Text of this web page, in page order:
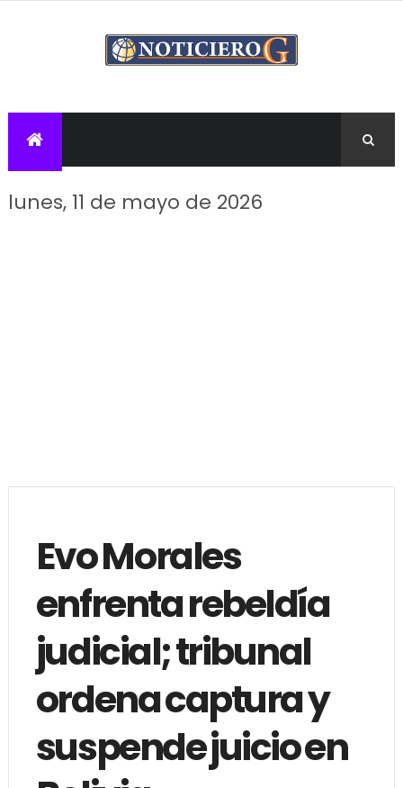
lunes, 11 de mayo de 2026
Evo Morales
enfrenta rebeldía
judicial; tribunal
ordena captura y
suspende juicio en